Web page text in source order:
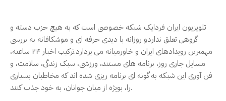
تلویزیون ایران فردایک شبکه خصوصی است که به هیچ حزب دسته و
گروهی تعلق نداردو روزانه با دیدی حرفه ای و موشکافانه به بررسی
مهمترین رویدادهای ایران و خاورمیانه می پردازد.ترکیب اخبار ۲۴ ساعته،
مسایل جاری روز، برنامه های مستند، ورزشی، سبک زندگی، سلامت، و
فن آوری این شبکه به گونه ای برنامه ریزی شده اند که مخاطبان بسیاری
را، بویژه از میان جوانان، به خود جذب کنند.